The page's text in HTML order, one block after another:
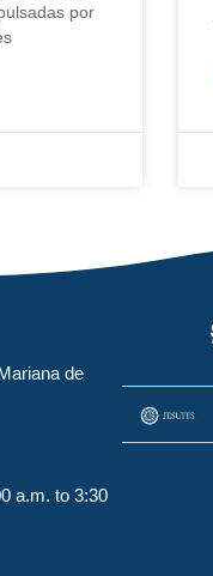
por
de
a.m. to 3:30